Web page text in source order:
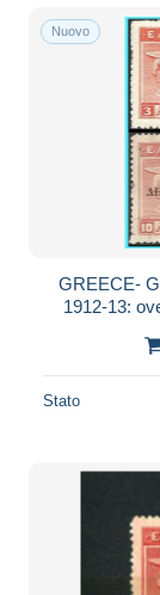
Nuovo
GREECE-
1912-13:
Stato